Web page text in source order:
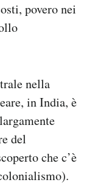
povero nei
nella
in India, è
del
che c’è